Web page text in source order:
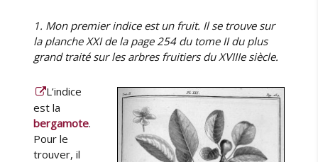
1. Mon premier indice est un fruit. Il se trouve sur
la planche XXI de la page 254 du tome II du plus
grand traité sur les arbres fruitiers du XVIIIe siècle.
L’indice
est la
bergamote.
Pour le
trouver, il